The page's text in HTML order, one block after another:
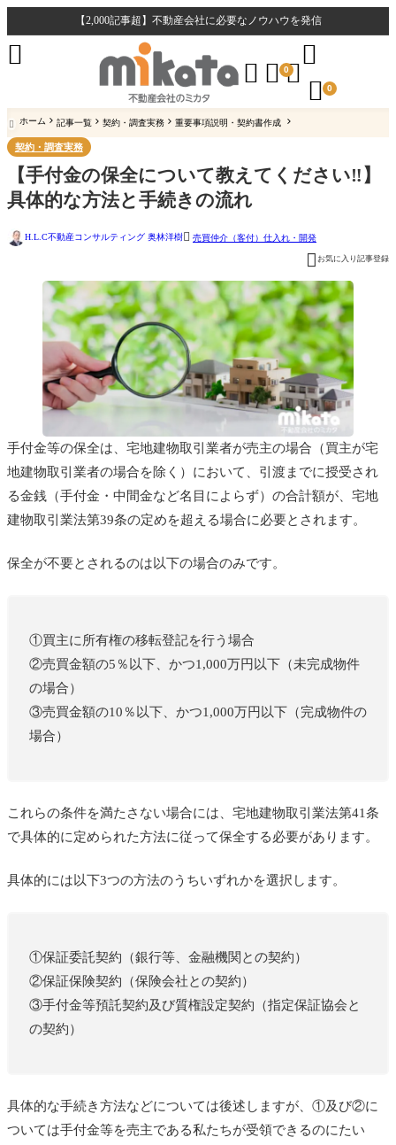
【2,000記事超】不動産会社に必要なノウハウを発信
  0

 0

 ホーム 記事一覧 契約・調査実務 重要事項説明・契約書作成
契約・調査実務
【手付金の保全について教えてください‼】
具体的な方法と手続きの流れ
H.L.C不動産コンサルティング 奥林洋樹 売買仲介（客付） 仕入れ・開発
 お気に入り記事登録
手付金等の保全は、宅地建物取引業者が売主の場合（買主が宅
地建物取引業者の場合を除く）において、引渡までに授受され
る金銭（手付金・中間金など名目によらず）の合計額が、宅地
建物取引業法第39条の定めを超える場合に必要とされます。
保全が不要とされるのは以下の場合のみです。
①買主に所有権の移転登記を行う場合
②売買金額の5％以下、かつ1,000万円以下（未完成物件
の場合）
③売買金額の10％以下、かつ1,000万円以下（完成物件の
場合）
これらの条件を満たさない場合には、宅地建物取引業法第41条
で具体的に定められた方法に従って保全する必要があります。
具体的には以下3つの方法のうちいずれかを選択します。
①保証委託契約（銀行等、金融機関との契約）
②保証保険契約（保険会社との契約）
③手付金等預託契約及び質権設定契約（指定保証協会と
の契約）
具体的な手続き方法などについては後述しますが、①及び②に
ついては手付金等を売主である私たちが受領できるのにたい